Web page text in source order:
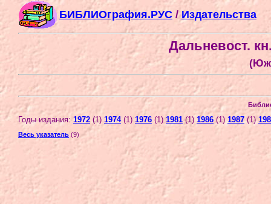
БИБЛИОграфия.РУС /Издательства
Дальневост.
Годы издания: 1972 (1) 1974(1) 1976 (1) 1981(1) 1986 (1) 1987 (1)
Весь указатель (9)